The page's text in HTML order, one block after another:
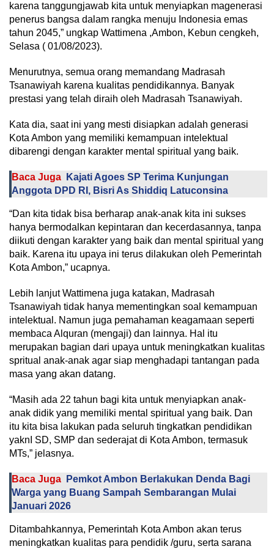
karena tanggungjawab kita untuk menyiapkan magenerasi
penerus bangsa dalam rangka menuju Indonesia emas
tahun 2045,” ungkap Wattimena ,Ambon, Kebun cengkeh,
Selasa ( 01/08/2023).
Menurutnya, semua orang memandang Madrasah
Tsanawiyah karena kualitas pendidikannya. Banyak
prestasi yang telah diraih oleh Madrasah Tsanawiyah.
Kata dia, saat ini yang mesti disiapkan adalah generasi
Kota Ambon yang memiliki kemampuan intelektual
dibarengi dengan karakter mental spiritual yang baik.
Baca Juga
Kajati Agoes SP Terima Kunjungan
Anggota DPD RI, Bisri As Shiddiq Latuconsina
“Dan kita tidak bisa berharap anak-anak kita ini sukses
hanya bermodalkan kepintaran dan kecerdasannya, tanpa
diikuti dengan karakter yang baik dan mental spiritual yang
baik. Karena itu upaya ini terus dilakukan oleh Pemerintah
Kota Ambon,” ucapnya.
Lebih lanjut Wattimena juga katakan, Madrasah
Tsanawiyah tidak hanya mementingkan soal kemampuan
intelektual. Namun juga pemahaman keagamaan seperti
membaca Alquran (mengaji) dan lainnya. Hal itu
merupakan bagian dari upaya untuk meningkatkan kualitas
spritual anak-anak agar siap menghadapi tantangan pada
masa yang akan datang.
“Masih ada 22 tahun bagi kita untuk menyiapkan anak-
anak didik yang memiliki mental spiritual yang baik. Dan
itu kita bisa lakukan pada seluruh tingkatkan pendidikan
yaknI SD, SMP dan sederajat di Kota Ambon, termasuk
MTs,” jelasnya.
Baca Juga
Pemkot Ambon Berlakukan Denda Bagi
Warga yang Buang Sampah Sembarangan Mulai
Januari 2026
Ditambahkannya, Pemerintah Kota Ambon akan terus
meningkatkan kualitas para pendidik /guru, serta sarana